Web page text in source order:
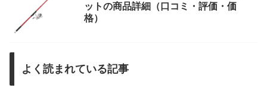
ットの商品詳細（口コミ・評価・価
格）
よく読まれている記事